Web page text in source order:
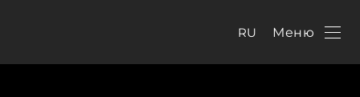
RU Меню